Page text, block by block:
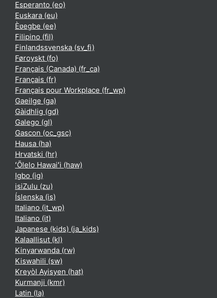
Esperanto ‎(eo)‎
Euskara ‎(eu)‎
Èʋegbe ‎(ee)‎
Filipino ‎(fil)‎
Finlandssvenska ‎(sv_fi)‎
Føroyskt ‎(fo)‎
Français (Canada) ‎(fr_ca)‎
Français ‎(fr)‎
Français pour Workplace ‎(fr_wp)‎
Gaeilge ‎(ga)‎
Gàidhlig ‎(gd)‎
Galego ‎(gl)‎
Gascon ‎(oc_gsc)‎
Hausa ‎(ha)‎
Hrvatski ‎(hr)‎
ʻŌlelo Hawaiʻi ‎(haw)‎
Igbo ‎(ig)‎
isiZulu ‎(zu)‎
Íslenska ‎(is)‎
Italiano ‎(it_wp)‎
Italiano ‎(it)‎
Japanese (kids) ‎(ja_kids)‎
Kalaallisut ‎(kl)‎
Kinyarwanda ‎(rw)‎
Kiswahili ‎(sw)‎
Kreyòl Ayisyen ‎(hat)‎
Kurmanji ‎(kmr)‎
Latin ‎(la)‎